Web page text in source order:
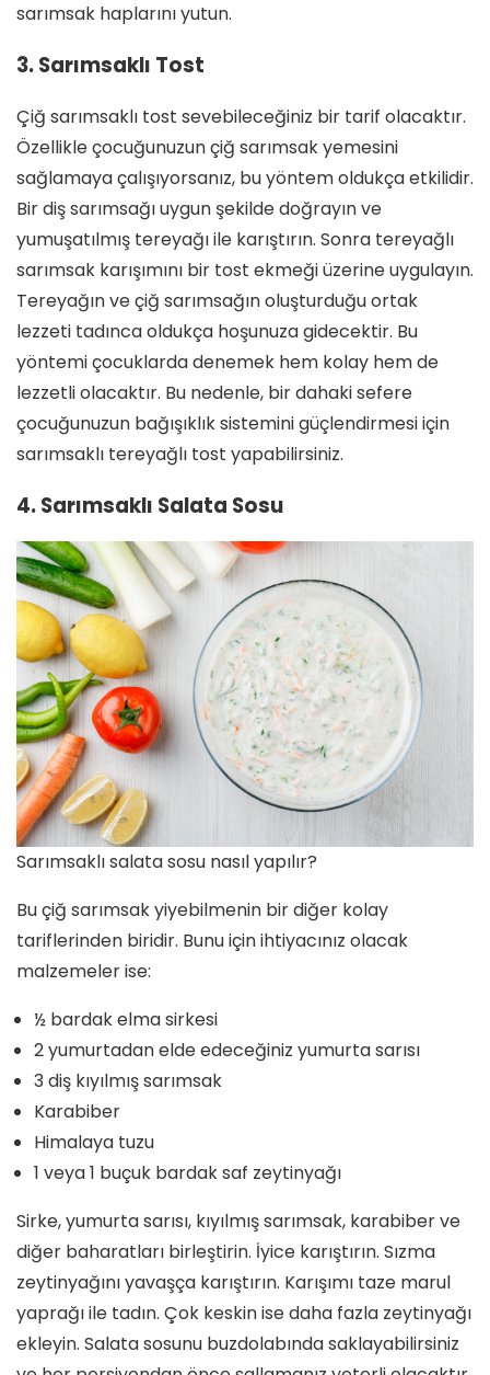
sarımsak haplarını yutun.
3. Sarımsaklı Tost
Çiğ sarımsaklı tost sevebileceğiniz bir tarif olacaktır.
Özellikle çocuğunuzun çiğ sarımsak yemesini
sağlamaya çalışıyorsanız, bu yöntem oldukça etkilidir.
Bir diş sarımsağı uygun şekilde doğrayın ve
yumuşatılmış tereyağı ile karıştırın. Sonra tereyağlı
sarımsak karışımını bir tost ekmeği üzerine uygulayın.
Tereyağın ve çiğ sarımsağın oluşturduğu ortak
lezzeti tadınca oldukça hoşunuza gidecektir. Bu
yöntemi çocuklarda denemek hem kolay hem de
lezzetli olacaktır. Bu nedenle, bir dahaki sefere
çocuğunuzun bağışıklık sistemini güçlendirmesi için
sarımsaklı tereyağlı tost yapabilirsiniz.
4. Sarımsaklı Salata Sosu
Sarımsaklı salata sosu nasıl yapılır?
Bu çiğ sarımsak yiyebilmenin bir diğer kolay
tariflerinden biridir. Bunu için ihtiyacınız olacak
malzemeler ise:
½ bardak elma sirkesi
2 yumurtadan elde edeceğiniz yumurta sarısı
3 diş kıyılmış sarımsak
Karabiber
Himalaya tuzu
1 veya 1 buçuk bardak saf zeytinyağı
Sirke, yumurta sarısı, kıyılmış sarımsak, karabiber ve
diğer baharatları birleştirin. İyice karıştırın. Sızma
zeytinyağını yavaşça karıştırın. Karışımı taze marul
yaprağı ile tadın. Çok keskin ise daha fazla zeytinyağı
ekleyin. Salata sosunu buzdolabında saklayabilirsiniz